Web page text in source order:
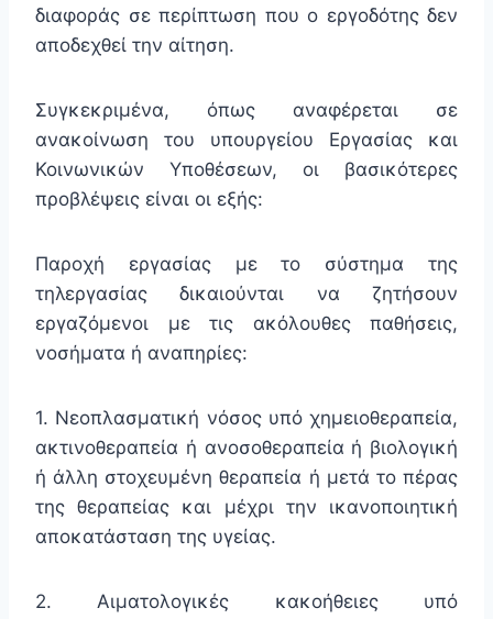
διαφοράς σε περίπτωση που ο εργοδότης δεν
αποδεχθεί την αίτηση.
Συγκεκριμένα, όπως αναφέρεται σε
ανακοίνωση του υπουργείου Εργασίας και
Κοινωνικών Υποθέσεων, οι βασικότερες
προβλέψεις είναι οι εξής:
Παροχή εργασίας με το σύστημα της
τηλεργασίας δικαιούνται να ζητήσουν
εργαζόμενοι με τις ακόλουθες παθήσεις,
νοσήματα ή αναπηρίες:
1. Νεοπλασματική νόσος υπό χημειοθεραπεία,
ακτινοθεραπεία ή ανοσοθεραπεία ή βιολογική
ή άλλη στοχευμένη θεραπεία ή μετά το πέρας
της θεραπείας και μέχρι την ικανοποιητική
αποκατάσταση της υγείας.
2. Αιματολογικές κακοήθειες υπό